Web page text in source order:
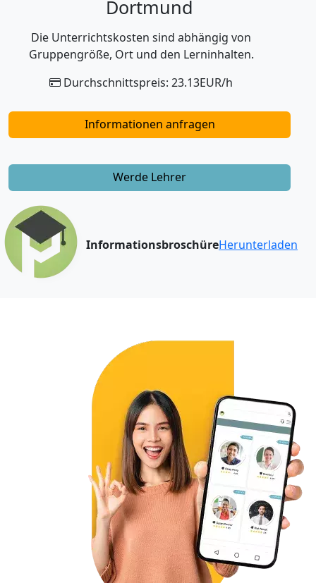
Dortmund
Die Unterrichtskosten sind abhängig von
Gruppengröße, Ort und den Lerninhalten.
Durchschnittspreis: 23.13EUR/h
Informationen anfragen
Werde Lehrer
InformationsbroschüreHerunterladen